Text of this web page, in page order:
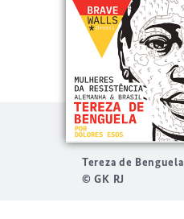
Tereza de Benguela
© GK RJ